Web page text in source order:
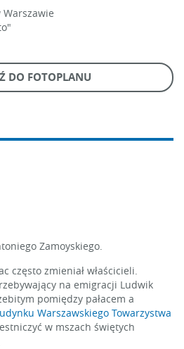
DO FOTOPLANU
Zamoyskiego.
często zmieniał właścicieli.
na emigracji Ludwik
pomiędzy pałacem a
Warszawskiego Towarzystwa
w mszach świętych